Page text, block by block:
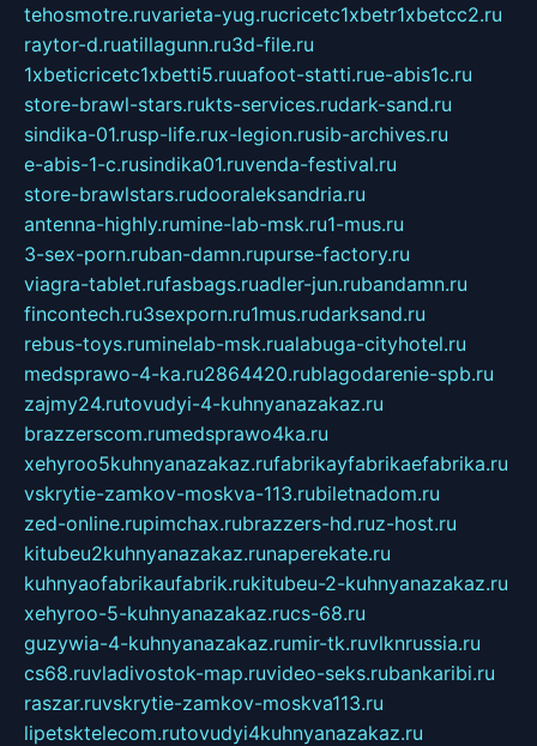
tehosmotre.ruvarieta-yug.rucricetc1xbetr1xbetcc2.ru
raytor-d.ruatillagunn.ru3d-file.ru
1xbeticricetc1xbetti5.ruuafoot-statti.rue-abis1c.ru
store-brawl-stars.rukts-services.rudark-sand.ru
sindika-01.rusp-life.rux-legion.rusib-archives.ru
e-abis-1-c.rusindika01.ruvenda-festival.ru
store-brawlstars.rudooraleksandria.ru
antenna-highly.rumine-lab-msk.ru1-mus.ru
3-sex-porn.ruban-damn.rupurse-factory.ru
viagra-tablet.rufasbags.ruadler-jun.rubandamn.ru
fincontech.ru3sexporn.ru1mus.rudarksand.ru
rebus-toys.ruminelab-msk.rualabuga-cityhotel.ru
medsprawo-4-ka.ru2864420.rublagodarenie-spb.ru
zajmy24.rutovudyi-4-kuhnyanazakaz.ru
brazzerscom.rumedsprawo4ka.ru
xehyroo5kuhnyanazakaz.rufabrikayfabrikaefabrika.ru
vskrytie-zamkov-moskva-113.rubiletnadom.ru
zed-online.rupimchax.rubrazzers-hd.ruz-host.ru
kitubeu2kuhnyanazakaz.runaperekate.ru
kuhnyaofabrikaufabrik.rukitubeu-2-kuhnyanazakaz.ru
xehyroo-5-kuhnyanazakaz.rucs-68.ru
guzywia-4-kuhnyanazakaz.rumir-tk.ruvlknrussia.ru
cs68.ruvladivostok-map.ruvideo-seks.rubankaribi.ru
raszar.ruvskrytie-zamkov-moskva113.ru
lipetsktelecom.rutovudyi4kuhnyanazakaz.ru